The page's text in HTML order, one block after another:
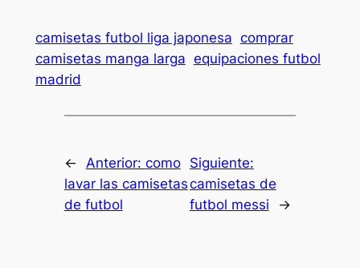
camisetas futbol liga japonesa comprar
camisetas manga larga equipaciones futbol
madrid
← Anterior: como
lavar las camisetas
de futbol
Siguiente:
camisetas de
futbol messi
→